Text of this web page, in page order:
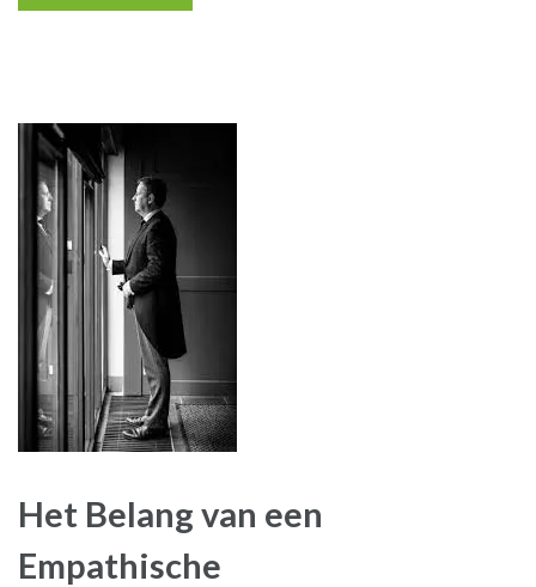
Het Belang van een
Empathische